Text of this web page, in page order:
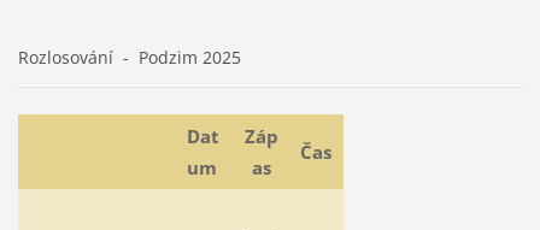
Rozlosování - Podzim 2025
Dat
um
Záp
as
Čas